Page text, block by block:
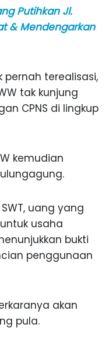
Putihkan Jl.
& Mendengarkan
pernah terealisasi,
tak kunjung
CPNS di lingkup
kemudian
uang yang
usaha
bukti
penggunaan
akan
pula.